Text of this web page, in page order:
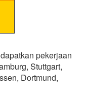
pekerjaan
Stuttgart,
Dortmund,